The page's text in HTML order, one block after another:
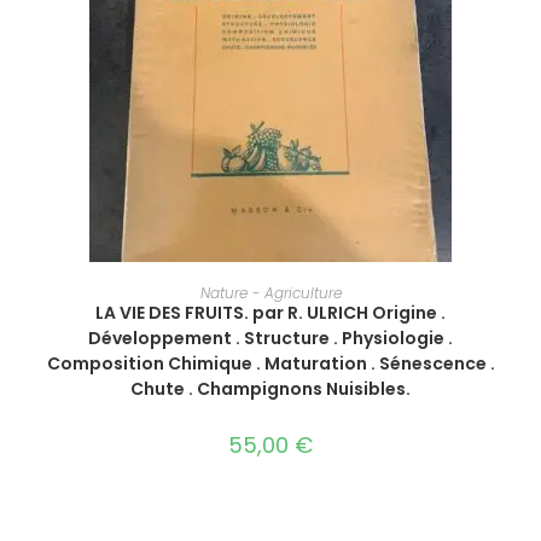
AJOUTER AU PANIER
Nature - Agriculture
LA VIE DES FRUITS. par R. ULRICH Origine .
Développement . Structure . Physiologie .
Composition Chimique . Maturation . Sénescence .
Chute . Champignons Nuisibles.
55,00 €